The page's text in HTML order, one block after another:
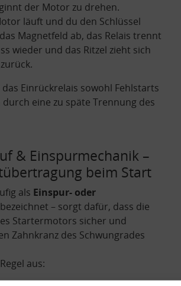
der Motor zu drehen.
läuft und du den Schlüssel
Magnetfeld ab, das Relais trennt
wieder und das Ritzel zieht sich
Einrückrelais sowohl Fehlstarts
durch eine zu späte Trennung des
& Einspurmechanik –
beim Start
als Einspur- oder
bezeichnet – sorgt dafür, dass die
Startermotors sicher und
Zahnkranz des Schwungrades
aus: